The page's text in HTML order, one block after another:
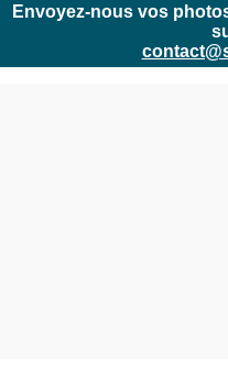
Envoyez-nous vos